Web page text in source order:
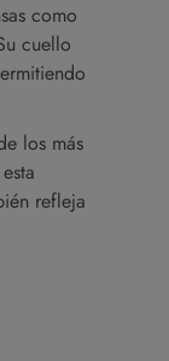
como
cuello
los más
refleja